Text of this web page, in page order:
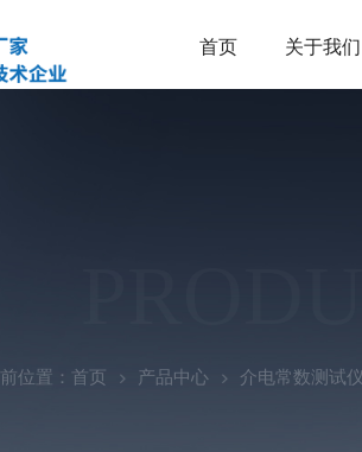
首页 关于我们
位置： 首页 产品中心 介电常数测试仪